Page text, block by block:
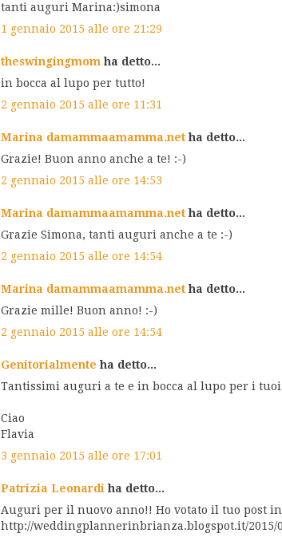
tanti auguri Marina:)simona
1 gennaio 2015 alle ore 21:29
theswingingmom ha detto...
in bocca al lupo per tutto!
2 gennaio 2015 alle ore 11:31
Marina damammaamamma.netha detto...
Grazie! Buon anno anche a te! :-)
2 gennaio 2015 alle ore 14:53
Marina damammaamamma.netha detto...
Grazie Simona, tanti auguri anche a te :-)
2 gennaio 2015 alle ore 14:54
Marina damammaamamma.netha detto...
Grazie mille! Buon anno! :-)
2 gennaio 2015 alle ore 14:54
Genitorialmente ha detto...
Tantissimi auguri a te e in bocca al lupo per i
Ciao
Flavia
3 gennaio 2015 alle ore 17:01
Patrizia Leonardi ha detto...
Auguri per il nuovo anno!! Ho votato il tuo post in
http://weddingplannerinbrianza.blogspot.it/2015/